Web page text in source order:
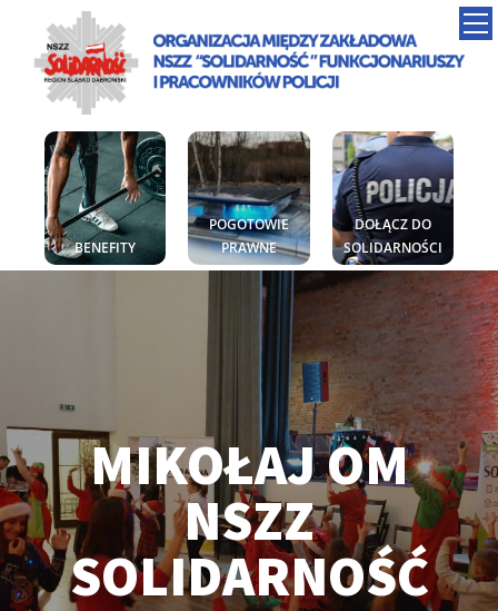
BENEFITY
POGOTOWIE
PRAWNE
DOŁĄCZ DO
SOLIDARNOŚCI
MIKOŁAJ OM
NSZZ
SOLIDARNOŚĆ